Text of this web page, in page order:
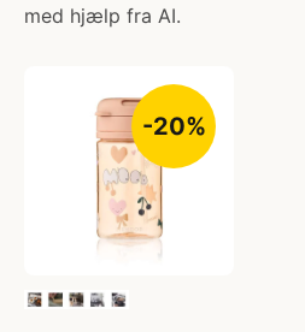
med hjælp fra AI.
-20%